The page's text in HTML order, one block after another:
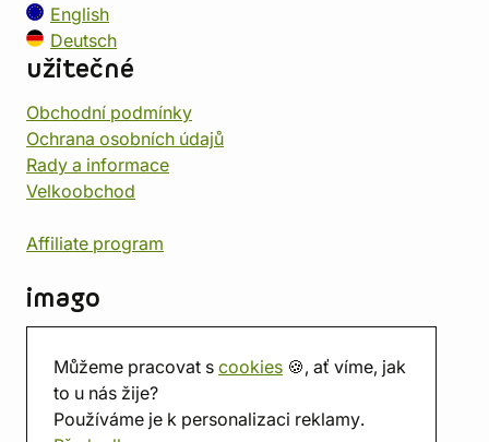
Můžeme pracovat s cookies 🍪, ať víme, jak
to u nás žije?
Používáme je k personalizaci reklamy.
English
Deutsch
užitečné
Obchodní podmínky
Ochrana osobních údajů
Rady a informace
Velkoobchod
Affiliate program
imago
Prodejna
Herna
O nás